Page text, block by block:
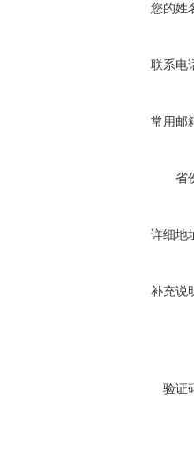
您的姓
联系电
常用邮
省
详细地
补充说
验证